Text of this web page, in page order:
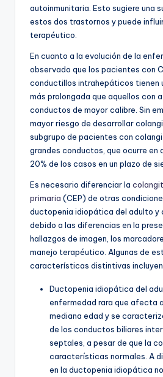
autoinmunitaria. Esto sugiere una
estos dos trastornos y puede
terapéutico.
En cuanto a la evolución de la
observado que los pacientes con
conductillos intrahepáticos tienen
más prolongada que aquellos con
conductos de mayor calibre. Sin
mayor riesgo de desarrollar
subgrupo de pacientes con
grandes conductos, que ocurre en
20% de los casos en un plazo de
Es necesario diferenciar la
primaria (CEP) de otras
ductopenia idiopática del adulto y
debido a las diferencias en la
hallazgos de imagen, los
manejo terapéutico. Algunas de
características distintivas
Ductopenia idiopática del
enfermedad rara que afecta
mediana edad y se
de los conductos biliares
septales, a pesar de que la
características normales. A
en la ductopenia idiopática